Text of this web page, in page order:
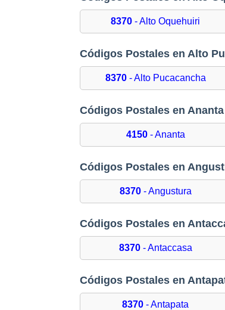
8370 - Alto Oquehuiri
Códigos Postales en Alto
8370- Alto Pucacancha
Códigos Postales en Ananta
4150- Ananta
Códigos Postales en
8370- Angustura
Códigos Postales en
8370- Antaccasa
Códigos Postales en
8370 - Antapata